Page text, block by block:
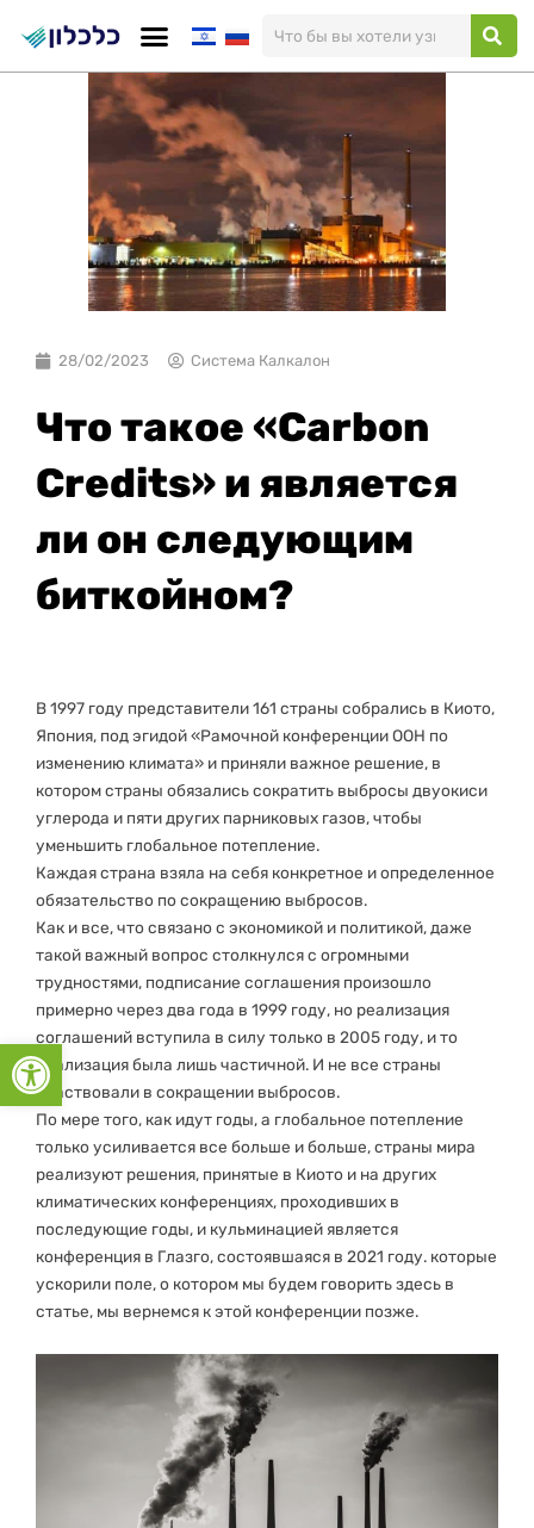
Открыть панель инструментов
содержимому
28/02/2023 Система Калкалон
Что такое «Carbon
Credits» и является
ли он следующим
биткойном?
В 1997 году представители 161 страны собрались в Киото,
Япония, под эгидой «Рамочной конференции ООН по
изменению климата» и приняли важное решение, в
котором страны обязались сократить выбросы двуокиси
углерода и пяти других парниковых газов, чтобы
уменьшить глобальное потепление.
Каждая страна взяла на себя конкретное и определенное
обязательство по сокращению выбросов.
Как и все, что связано с экономикой и политикой, даже
такой важный вопрос столкнулся с огромными
трудностями, подписание соглашения произошло
примерно через два года в 1999 году, но реализация
соглашений вступила в силу только в 2005 году, и то
реализация была лишь частичной. И не все страны
участвовали в сокращении выбросов.
По мере того, как идут годы, а глобальное потепление
только усиливается все больше и больше, страны мира
реализуют решения, принятые в Киото и на других
климатических конференциях, проходивших в
последующие годы, и кульминацией является
конференция в Глазго, состоявшаяся в 2021 году. которые
ускорили поле, о котором мы будем говорить здесь в
статье, мы вернемся к этой конференции позже.